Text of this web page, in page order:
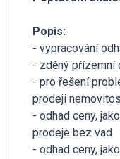
Popis:
- vypracování
- zděný přízemní
- pro řešení
prodeji
- odhad ceny,
prodeje bez vad
- odhad ceny,